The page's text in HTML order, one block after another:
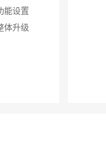
能设置
体升级